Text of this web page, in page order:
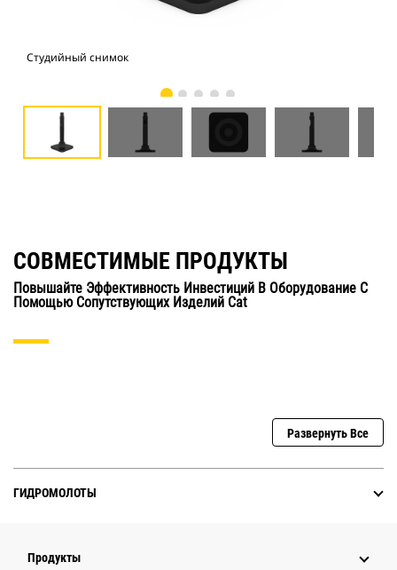
Студийный снимок
СОВМЕСТИМЫЕ ПРОДУКТЫ
Повышайте Эффективность Инвестиций В Оборудование С
Помощью Сопутствующих Изделий Cat
Развернуть Все
ГИДРОМОЛОТЫ
Продукты